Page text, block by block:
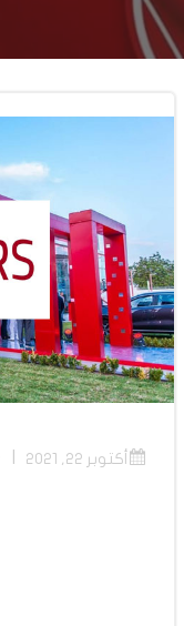
أكتوبر 22, 2021